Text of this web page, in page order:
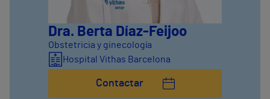
Dra. Berta Díaz-Feijoo
Obstetricia y ginecología
Hospital Vithas Barcelona
Contactar